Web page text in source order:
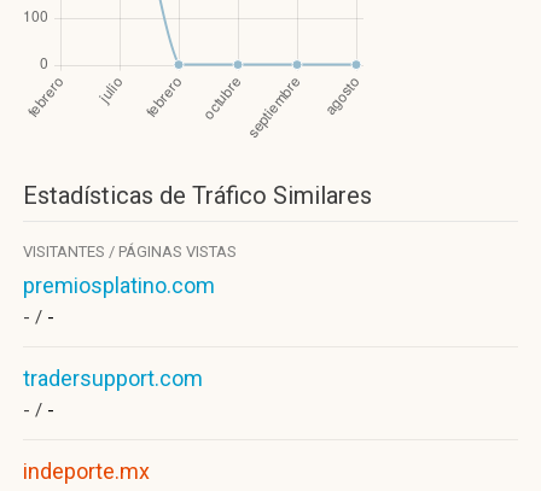
Estadísticas de Tráfico Similares
VISITANTES / PÁGINAS VISTAS
premiosplatino.com
- / -
tradersupport.com
- / -
indeporte.mx